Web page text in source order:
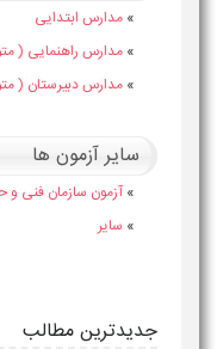
» مدارس ابتدایی
»مدارس راهنمایی (
» مدارس دبیرستان (
سایر آزمون ها
» آزمون سازمان فنی و
» سایر
جدیدترین مطالب